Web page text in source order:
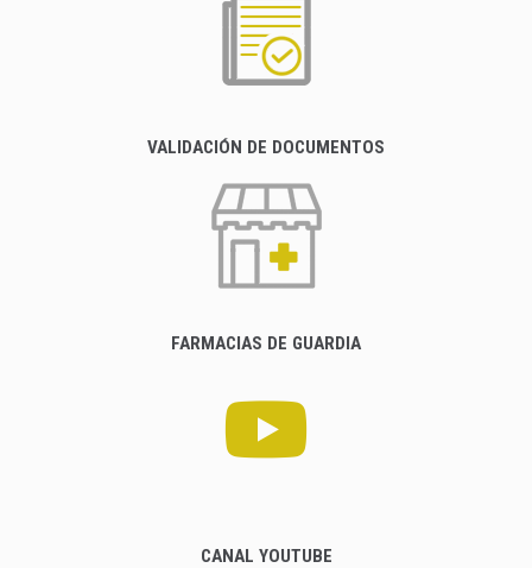
VALIDACIÓN DE DOCUMENTOS
FARMACIAS DE GUARDIA
CANAL YOUTUBE